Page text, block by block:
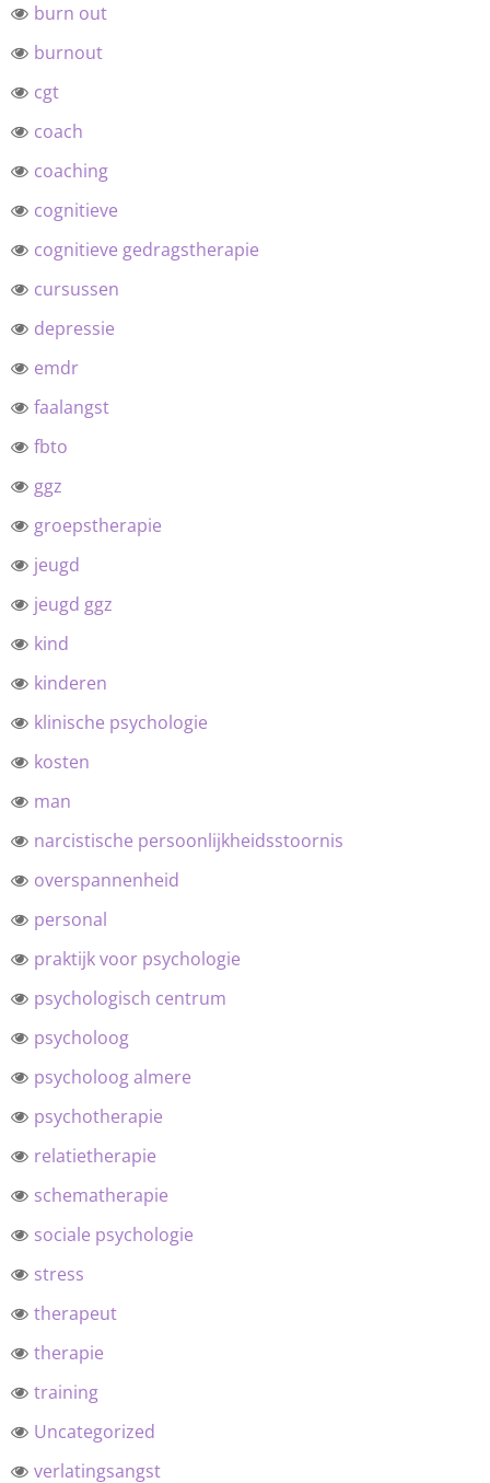
burn out
burnout
cgt
coach
coaching
cognitieve
cognitieve gedragstherapie
cursussen
depressie
emdr
faalangst
fbto
ggz
groepstherapie
jeugd
jeugd ggz
kind
kinderen
klinische psychologie
kosten
man
narcistische persoonlijkheidsstoornis
overspannenheid
personal
praktijk voor psychologie
psychologisch centrum
psycholoog
psycholoog almere
psychotherapie
relatietherapie
schematherapie
sociale psychologie
stress
therapeut
therapie
training
Uncategorized
verlatingsangst